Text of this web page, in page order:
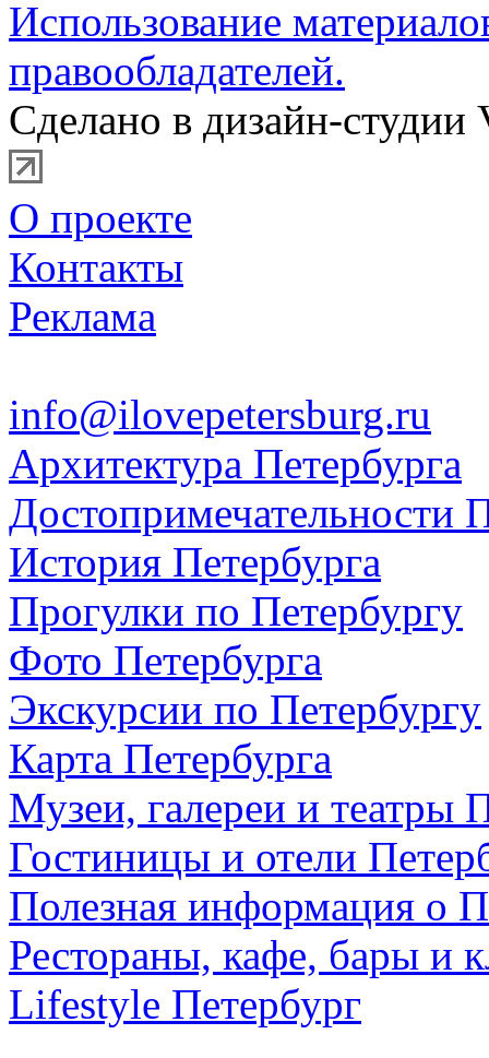
Использование
правообладателей.
Сделано в дизайн-студии
О проекте
Контакты
Реклама
info@ilovepetersburg.ru
Архитектура Петербурга
Достопримечательности
История Петербурга
Прогулки по Петербургу
Фото Петербурга
Экскурсии по Петербургу
Карта Петербурга
Музеи, галереи и театры
Гостиницы и отели
Полезная информация о
Рестораны, кафе, бары и
Lifestyle Петербург